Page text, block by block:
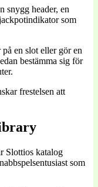
snygg header, en
som
en slot eller gör en
bestämma sig för
frestelsen att
Slottios katalog
som